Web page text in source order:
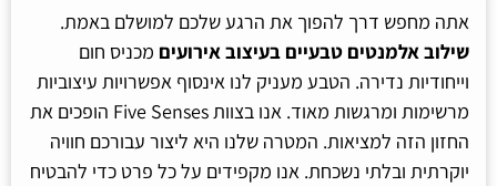
אתה מחפש דרך להפוך את הרגע שלכם למושלם באמת.
שילוב אלמנטים טבעיים בעיצוב אירועים מכניס חום
וייחודיות נדירה. הטבע מעניק לנו אינסוף אפשרויות עיצוביות
מרשימות ומרגשות מאוד. אנו בצוות Five Senses הופכים את
החזון הזה למציאות. המטרה שלנו היא ליצור עבורכם חוויה
יוקרתית ובלתי נשכחת. אנו מקפידים על כל פרט כדי להבטיח